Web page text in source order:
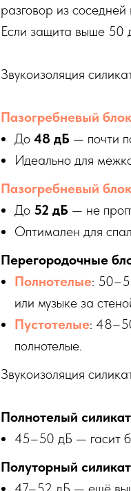
разговор из
Если защита выше 50
Звукоизоляция
Пазогребневый
До 48 дБ — почти
Идеально для
Пазогребневый
До 52 дБ — не
Оптимален для
Перегородочные
Полнотелые:
или музыке за
Пустотелые:
полнотелые.
Звукоизоляция
Полнотелый
45–50 дБ — гасит
Полуторный